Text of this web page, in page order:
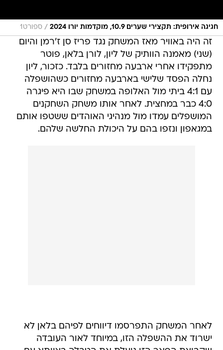
חגיגה אירופית: תקצירי שערים 10.9, מוקדמות יורו 2024 / ספורט1
זה היה באוויר מאז המשחק נגד פריז סן ז'רמן והיום
(שני) מאמנה הוותיק של ליון, לורן בלאן, פוטר
מתפקידו אחרי ארבעה מחזורים בלבד. כזכור, ליון
נחלה הפסד שלישי בארבעה מחזורים כשהושפלה
עם 4:1 ביתי מול האלופה במשחק שבו היא פיגרה
4:0 כבר במחצית. לאחר אותו משחק השחקנים
המושפלים עמדו מול מנהיגי האוהדים ששטפו אותם
במגאפון ונזפו בהם על היכולת החלשה שלהם.
לאחר המשחק התפרסמו דיווחים לפיהם בלאן לא
ישרוד את ההשפלה הזו, במיוחד לאור העובדה